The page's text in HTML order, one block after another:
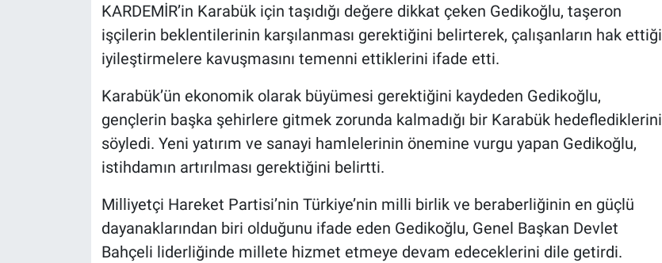
KARDEMİR’in Karabük için taşıdığı değere dikkat çeken Gedikoğlu, taşeron
işçilerin beklentilerinin karşılanması gerektiğini belirterek, çalışanların hak ettiği
iyileştirmelere kavuşmasını temenni ettiklerini ifade etti.
Karabük’ün ekonomik olarak büyümesi gerektiğini kaydeden Gedikoğlu,
gençlerin başka şehirlere gitmek zorunda kalmadığı bir Karabük hedeflediklerini
söyledi. Yeni yatırım ve sanayi hamlelerinin önemine vurgu yapan Gedikoğlu,
istihdamın artırılması gerektiğini belirtti.
Milliyetçi Hareket Partisi’nin Türkiye’nin milli birlik ve beraberliğinin en güçlü
dayanaklarından biri olduğunu ifade eden Gedikoğlu, Genel Başkan Devlet
Bahçeli liderliğinde millete hizmet etmeye devam edeceklerini dile getirdi.